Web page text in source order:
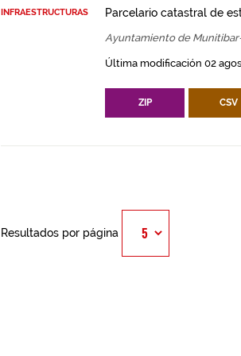
INFRAESTRUCTURAS
Parcelario catastral de
Ayuntamiento de
Última modificación 02
ZIP CSV
Resultados por página